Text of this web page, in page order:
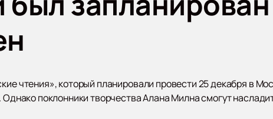
чтения», который планировали провести 25 декабря в
поклонники творчества Алана Милна смогут